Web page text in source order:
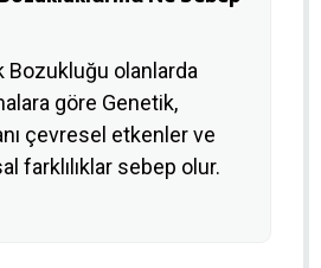
Bozukluğu olanlarda
göre Genetik,
çevresel etkenler ve
farklılıklar sebep olur.